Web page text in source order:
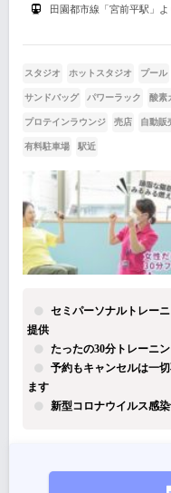
田園都市線「宮前平駅」
スタジオ ホットスタジオ プール
サンドバッグ パワーラック 酸素
プロテインラウンジ 売店 自動販
有料駐車場 駅近
セミパーソナルトレー
提供
たったの30分トレーニ
予約もキャンセルは一
ます
新型コロナウイルス感